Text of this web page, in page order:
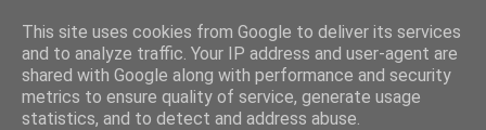
www.jyrkikokko.fi
Uusi Suunta - Jokainen hetki tarjoaa tilaisuuden muuttaa
This site uses cookies from Google to deliver its services
and to analyze traffic. Your IP address and user-agent are
shared with Google along with performance and security
metrics to ensure quality of service, generate usage
statistics, and to detect and address abuse.